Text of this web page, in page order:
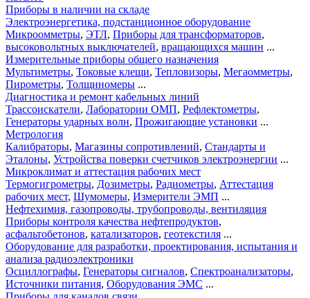
Приборы в наличии на складе
Электроэнергетика, подстанционное оборудование
Микроомметры, ЭТЛ, Приборы для трансформаторов,
высоковольтных выключателей, вращающихся машин ...
Измерительные приборы общего назначения
Мультиметры, Токовые клещи, Тепловизоры, Мегаомметры,
Пирометры, Толщиномеры ...
Диагностика и ремонт кабельных линий
Трассоискатели, Лаборатории ОМП, Рефлектометры,
Генераторы ударных волн, Прожигающие установки ...
Метрология
Калибраторы, Магазины сопротивлений, Стандарты и
Эталоны, Устройства поверки счетчиков электроэнергии ...
Микроклимат и аттестация рабочих мест
Термогигрометры, Дозиметры, Радиометры, Аттестация
рабочих мест, Шумомеры, Измерители ЭМП ...
Нефтехимия, газопроводы, трубопроводы, вентиляция
Приборы контроля качества нефтепродуктов,
асфальтобетонов, катализаторов, геотекстиля ...
Оборудование для разработки, проектирования, испытания и
анализа радиоэлектроники
Осциллографы, Генераторы сигналов, Спектроанализаторы,
Источники питания, Оборудования ЭМС ...